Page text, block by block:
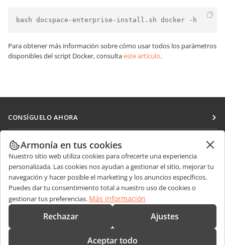
bash docspace-enterprise-install.sh docker -h
Para obtener más información sobre cómo usar todos los parámetros
disponibles del script Docker, consultaeste artículo.
CONSÍGUELO AHORA
Docs
DocSpace
Workspace
Conectores
Aplicaciones de escritorio
Aplicaciones móviles
COLABORAR
Para colaboradores
Para traductores
Para influencers
Vacantes
RECIBIR NOTICIAS
Blog
OBTENER AYUDA
Foro
CONTÁCTENOS
Preguntas de ventas
sales@onlyoffice.com
Armonía en tus cookies
Nuestro sitio web utiliza cookies para ofrecerte una experiencia
personalizada. Las cookies nos ayudan a gestionar el sitio, mejorar tu
navegación y hacer posible el marketing y los anuncios específicos.
Puedes dar tu consentimiento total a nuestro uso de cookies o
gestionar tus preferencias. Más información
Rechazar Ajustes
Aceptar todo